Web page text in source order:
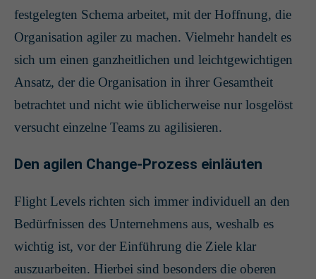
festgelegten Schema arbeitet, mit der Hoffnung, die
Organisation agiler zu machen. Vielmehr handelt es
sich um einen ganzheitlichen und leichtgewichtigen
Ansatz, der die Organisation in ihrer Gesamtheit
betrachtet und nicht wie üblicherweise nur losgelöst
versucht einzelne Teams zu agilisieren.
Den agilen Change-Prozess einläuten
Flight Levels richten sich immer individuell an den
Bedürfnissen des Unternehmens aus, weshalb es
wichtig ist, vor der Einführung die Ziele klar
auszuarbeiten. Hierbei sind besonders die oberen